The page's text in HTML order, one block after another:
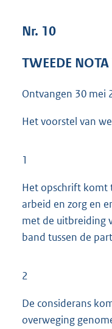
Nr. 10
TWEEDE
Ontvangen 30 mei
Het voorstel van
1
Het opschrift komt
arbeid en zorg en
met de uitbreiding
band tussen de
2
De considerans
overweging